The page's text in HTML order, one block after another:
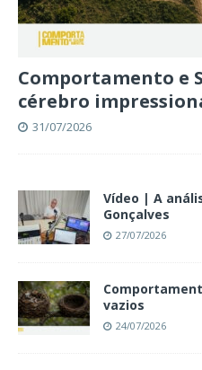
Comportamento e
cérebro
31/07/2026
Vídeo | A
Gonçalves
27/07/2026
vazios
24/07/2026